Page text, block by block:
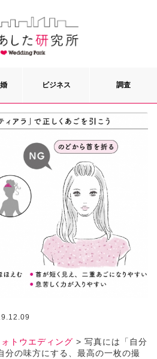
ビジネス 調査
ォトウエディング > 写真には「自分
分の味方にする、最高の一枚の撮